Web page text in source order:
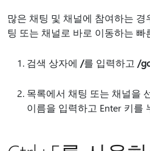
많은 채팅 및 채널에 참여하는 경
팅 또는 채널로 바로 이동하는 빠
검색 상자에 /를 입력하고 /
목록에서 채팅 또는 채널을
이름을 입력하고 Enter 키를